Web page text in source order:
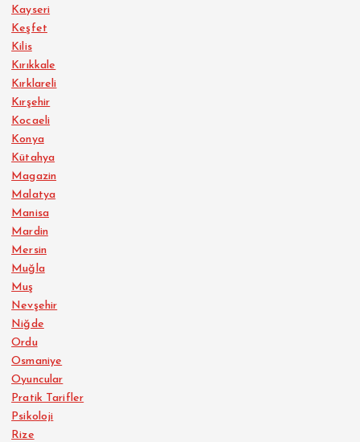
Kayseri
Keşfet
Kilis
Kırıkkale
Kırklareli
Kırşehir
Kocaeli
Konya
Kütahya
Magazin
Malatya
Manisa
Mardin
Mersin
Muğla
Muş
Nevşehir
Niğde
Ordu
Osmaniye
Oyuncular
Pratik Tarifler
Psikoloji
Rize